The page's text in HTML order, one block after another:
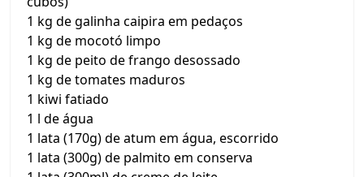
1 kg de galinha caipira em pedaços
1 kg de mocotó limpo
1 kg de peito de frango desossado
1 kg de tomates maduros
1 kiwi fatiado
1 l de água
1 lata (170g) de atum em água, escorrido
1 lata (300g) de palmito em conserva